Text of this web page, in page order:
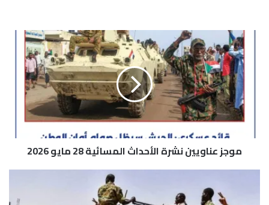
موجز عناويين نشرة الأحداث المسائية 28 مايو 2026